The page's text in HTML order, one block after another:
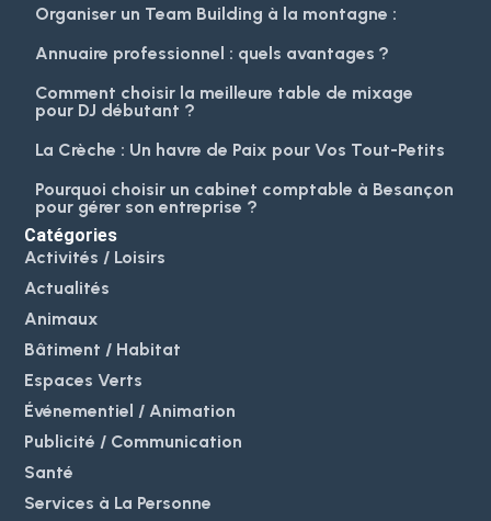
Organiser un Team Building à la montagne :
Annuaire professionnel : quels avantages ?
Comment choisir la meilleure table de mixage
pour DJ débutant ?
La Crèche : Un havre de Paix pour Vos Tout-Petits
Pourquoi choisir un cabinet comptable à Besançon
pour gérer son entreprise ?
Catégories
Activités / Loisirs
Actualités
Animaux
Bâtiment / Habitat
Espaces Verts
Événementiel / Animation
Publicité / Communication
Santé
Services à La Personne